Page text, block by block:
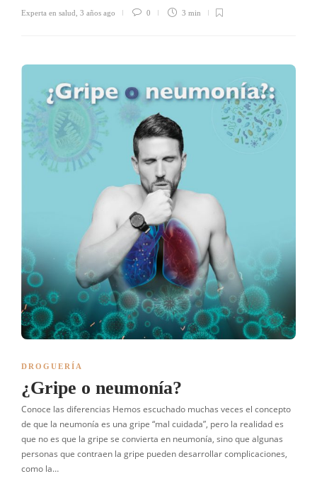
Experta en salud 3 años ago 0 3 min
DROGUERÍA
¿Gripe o neumonía?
Conoce las diferencias Hemos escuchado muchas veces el concepto
de que la neumonía es una gripe “mal cuidada”, pero la realidad es
que no es que la gripe se convierta en neumonía, sino que algunas
personas que contraen la gripe pueden desarrollar complicaciones,
como la…